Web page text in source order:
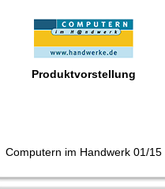
Produktvorstellung
Computern im Handwerk 01/15